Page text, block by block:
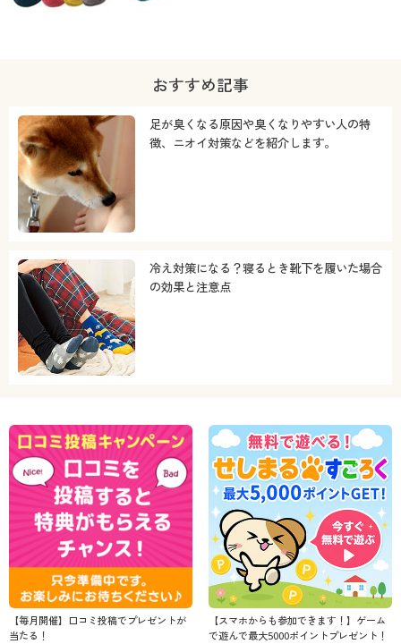
おすすめ記事
足が臭くなる原因や臭くなりやすい人の特
徴、ニオイ対策などを紹介します。
冷え対策になる？寝るとき靴下を履いた場合
の効果と注意点
【毎月開催】口コミ投稿でプレゼントが
当たる！
【スマホからも参加できます！】ゲーム
で遊んで最大5000ポイントプレゼント！